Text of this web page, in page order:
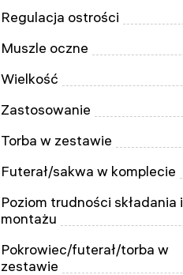
Regulacja ostrości
Muszle oczne
Wielkość
Zastosowanie
Torba w zestawie
Futerał/sakwa w komplecie
Poziom trudności składania i
montażu
Pokrowiec/futerał/torba w
zestawie